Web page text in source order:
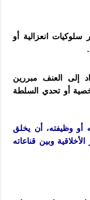
سلوكيات انعزالية أو
إلى العنف مبررين
أو تحدي السلطة
أو وظيفته، أن يخلق
وبين قناعاته